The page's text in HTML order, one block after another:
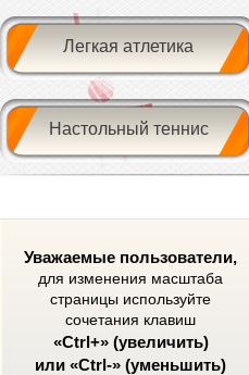
Легкая атлетика
Настольный теннис
Уважаемые пользователи,
для изменения масштаба
страницы используйте
сочетания клавиш
«Ctrl+» (увеличить)
или «Ctrl-» (уменьшить)